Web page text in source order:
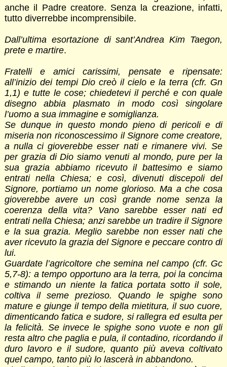
anche il Padre creatore. Senza la creazione, infatti,
tutto diverrebbe incomprensibile.
Dall’ultima esortazione di sant’Andrea Kim Taegon,
prete e martire.
Fratelli e amici carissimi, pensate e ripensate:
all’inizio dei tempi Dio creò il cielo e la terra (cfr. Gn
1,1) e tutte le cose; chiedetevi il perché e con quale
disegno abbia plasmato in modo così singolare
l’uomo a sua immagine e somiglianza.
Se dunque in questo mondo pieno di pericoli e di
miseria non riconoscessimo il Signore come creatore,
a nulla ci gioverebbe esser nati e rimanere vivi. Se
per grazia di Dio siamo venuti al mondo, pure per la
sua grazia abbiamo ricevuto il battesimo e siamo
entrati nella Chiesa; e così, divenuti discepoli del
Signore, portiamo un nome glorioso. Ma a che cosa
gioverebbe avere un così grande nome senza la
coerenza della vita? Vano sarebbe esser nati ed
entrati nella Chiesa; anzi sarebbe un tradire il Signore
e la sua grazia. Meglio sarebbe non esser nati che
aver ricevuto la grazia del Signore e peccare contro di
lui.
Guardate l’agricoltore che semina nel campo (cfr. Gc
5,7-8): a tempo opportuno ara la terra, poi la concima
e stimando un niente la fatica portata sotto il sole,
coltiva il seme prezioso. Quando le spighe sono
mature e giunge il tempo della mietitura, il suo cuore,
dimenticando fatica e sudore, si rallegra ed esulta per
la felicità. Se invece le spighe sono vuote e non gli
resta altro che paglia e pula, il contadino, ricordando il
duro lavoro e il sudore, quanto più aveva coltivato
quel campo, tanto più lo lascerà in abbandono.